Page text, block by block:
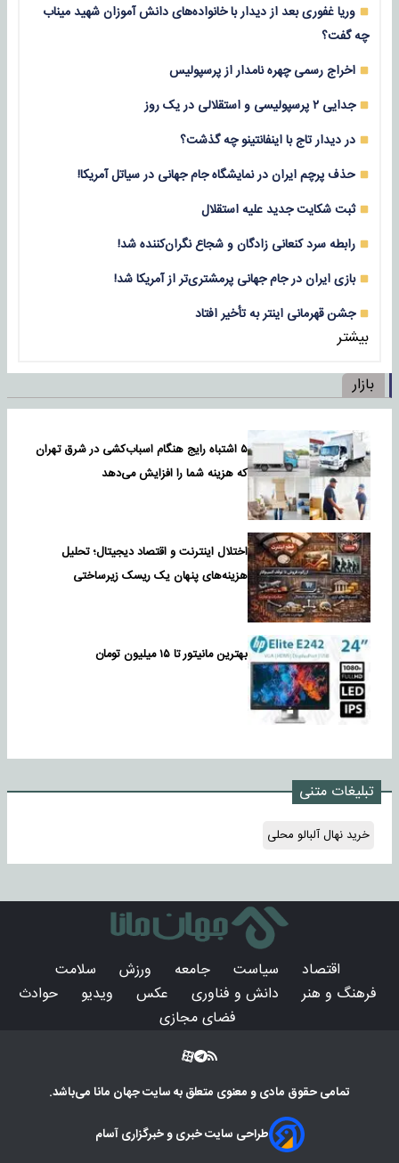
وریا غفوری بعد از دیدار با خانواده‌های دانش آموزان شهید میناب
چه گفت؟
اخراج رسمی چهره نامدار از پرسپولیس
جدایی ۲ پرسپولیسی و استقلالی در یک روز
در دیدار تاج با اینفانتینو چه گذشت؟
حذف پرچم ایران در نمایشگاه جام جهانی در سیاتل آمریکا!
ثبت شکایت جدید علیه استقلال
رابطه سرد کنعانی زادگان و شجاع نگران‌کننده شد!
بازی‌ ایران در جام جهانی پرمشتری‌تر از آمریکا شد!
جشن قهرمانی اینتر به تأخیر افتاد
بیشتر
بازار
۵ اشتباه رایج هنگام اسباب‌کشی در شرق تهران
که هزینه شما را افزایش می‌دهد
اختلال اینترنت و اقتصاد دیجیتال؛ تحلیل
هزینه‌های پنهان یک ریسک زیرساختی
بهترین مانیتور تا ۱۵ میلیون تومان
تبلیغات متنی
خرید نهال آلبالو محلی
اقتصاد سیاست جامعه ورزش
سلامت
فرهنگ و هنر
دانش و فناوری عکس ویدیو
حوادث
فضای مجازی
تمامی حقوق مادی و معنوی متعلق به سایتجهان مانامی‌باشد.
طراحی سایت خبری و خبرگزاری آسام